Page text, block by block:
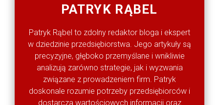
PATRYK RĄBEL
Patryk Rąbel to zdolny redaktor bloga i ekspert
w dziedzinie przedsiębiorstwa. Jego artykuły są
precyzyjne, głęboko przemyślane i wnikliwie
analizują zarówno strategie, jak i wyzwania
związane z prowadzeniem firm. Patryk
doskonale rozumie potrzeby przedsiębiorców i
dostarcza wartościowych informacji oraz